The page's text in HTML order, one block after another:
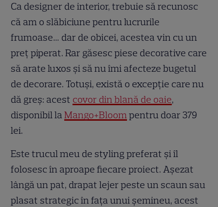
Ca designer de interior, trebuie să recunosc
că am o slăbiciune pentru lucrurile
frumoase… dar de obicei, acestea vin cu un
preț piperat. Rar găsesc piese decorative care
să arate luxos și să nu îmi afecteze bugetul
de decorare. Totuși, există o excepție care nu
dă greș: acest covor din blană de oaie,
disponibil laMango+Bloompentru doar 379
lei.
Este trucul meu de styling preferat și îl
folosesc în aproape fiecare proiect. Așezat
lângă un pat, drapat lejer peste un scaun sau
plasat strategic în fața unui șemineu, acest